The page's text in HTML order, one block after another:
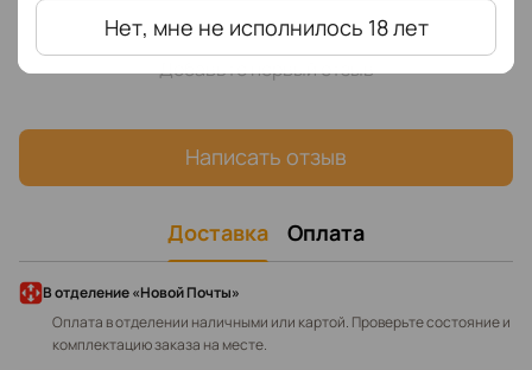
Нет, мне не исполнилось 18 лет
Добавьте первый отзыв
Написать отзыв
Доставка Оплата
В отделение «Новой Почты»
Оплата в отделении наличными или картой. Проверьте состояние и
комплектацию заказа на месте.